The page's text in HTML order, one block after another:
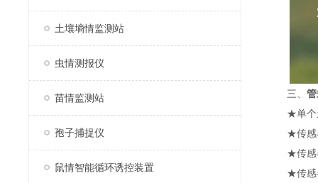
土壤墒情监测站
虫情测报仪
苗情监测站
孢子捕捉仪
鼠情智能循环诱控装置
三、
★单个土
★传感器
★传感器
★传感器